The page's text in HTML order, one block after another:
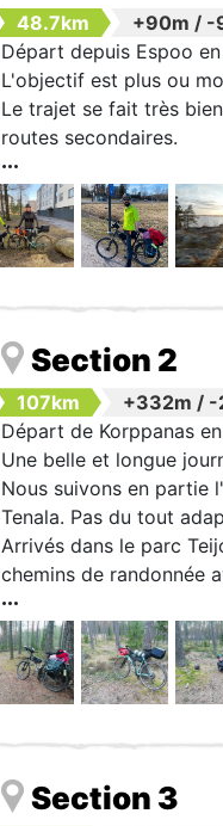
48.7km +90m / -
Départ depuis Espoo
L'objectif est plus ou
Le trajet se fait très
routes secondaires.
Section 2
107km +332m / -
Départ de Korppanas
Une belle et longue
Nous suivons en partie
Tenala. Pas du tout
Arrivés dans le parc
chemins de randonnée
Section 3